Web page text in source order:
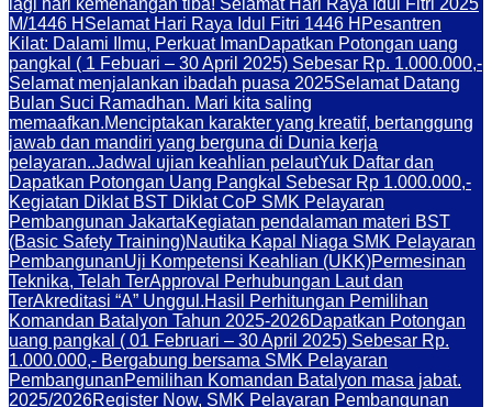
lagi hari kemenangan tiba! Selamat Hari Raya Idul Fitri 2025
M/1446 H Selamat Hari Raya Idul Fitri 1446 H Pesantren
Kilat: Dalami Ilmu, Perkuat ImanDapatkan Potongan uang
pangkal ( 1 Febuari – 30 April 2025) Sebesar Rp. 1.000.000,-
Selamat menjalankan ibadah puasa 2025Selamat Datang
Bulan Suci Ramadhan. Mari kita saling
memaafkan.Menciptakan karakter yang kreatif, bertanggung
jawab dan mandiri yang berguna di Dunia kerja
pelayaran..Jadwal ujian keahlian pelautYuk Daftar dan
Dapatkan Potongan Uang Pangkal Sebesar Rp 1.000.000,-
Kegiatan Diklat BST Diklat CoP SMK Pelayaran
Pembangunan JakartaKegiatan pendalaman materi BST
(Basic Safety Training)Nautika Kapal Niaga SMK Pelayaran
PembangunanUji Kompetensi Keahlian (UKK)Permesinan
Teknika, Telah TerApproval Perhubungan Laut dan
TerAkreditasi “A” Unggul.Hasil Perhitungan Pemilihan
Komandan Batalyon Tahun 2025-2026Dapatkan Potongan
uang pangkal ( 01 Februari – 30 April 2025) Sebesar Rp.
1.000.000,- Bergabung bersama SMK Pelayaran
PembangunanPemilihan Komandan Batalyon masa jabat.
2025/2026Register Now, SMK Pelayaran Pembangunan